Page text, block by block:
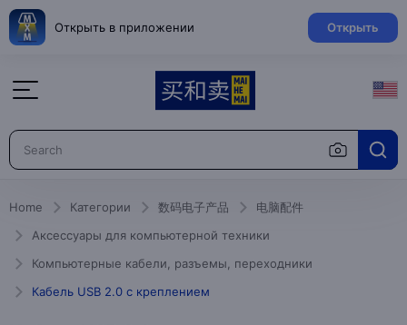
Открыть в приложении Открыть
Home Категории 数码电子产品
电脑配件
Аксессуары для компьютерной техники
Компьютерные кабели, разъемы, переходники
Кабель USB 2.0 с креплением